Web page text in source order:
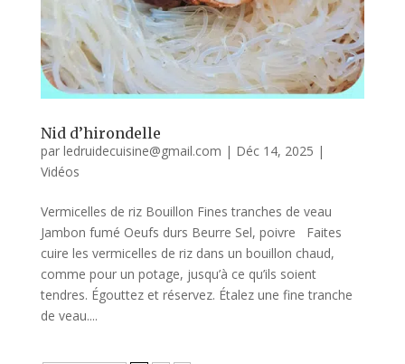
Nid d’hirondelle
par ledruidecuisine@gmail.com | Déc 14, 2025 |
Vidéos
Vermicelles de riz Bouillon Fines tranches de veau
Jambon fumé Oeufs durs Beurre Sel, poivre Faites
cuire les vermicelles de riz dans un bouillon chaud,
comme pour un potage, jusqu’à ce qu’ils soient
tendres. Égouttez et réservez. Étalez une fine tranche
de veau....